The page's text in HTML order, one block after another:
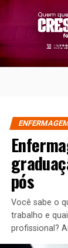
pós
Você sabe o
trabalho e
profissional?